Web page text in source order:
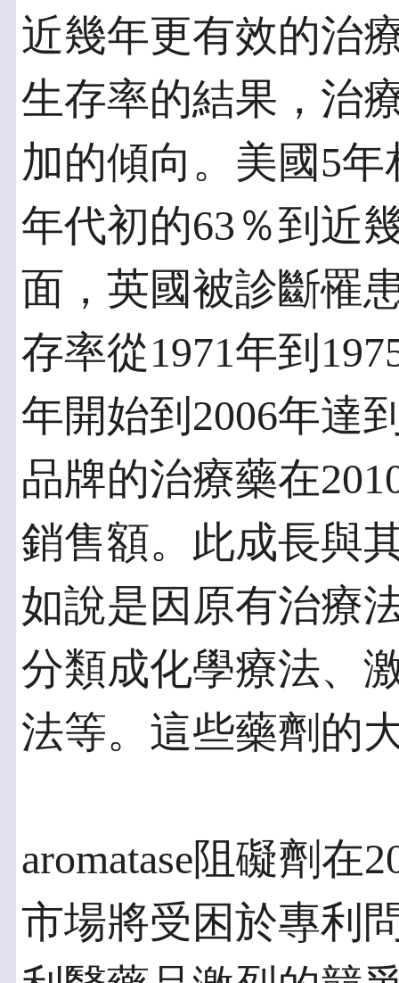
近幾年更有效的治
生存率的結果，治
加的傾向。美國5
年代初的63％到近
面，英國被診斷罹
存率從1971年到
年開始到2006年達
品牌的治療藥在
銷售額。此成長與
如說是因原有治療
分類成化學療法、
法等。這些藥劑的
aromatase阻礙劑在
市場將受困於專利